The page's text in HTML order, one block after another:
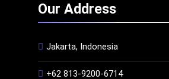
Our Address
Jakarta, Indonesia
+62 813-9200-6714